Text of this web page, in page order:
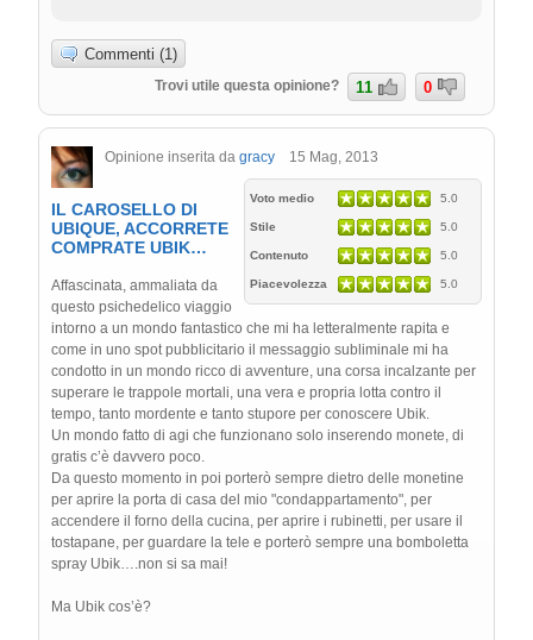
Commenti (1)
Trovi utile questa opinione? 11 0
Opinione inserita da gracy 15 Mag, 2013
Voto medio 5.0
Stile 5.0
Contenuto 5.0
Piacevolezza 5.0
IL CAROSELLO DI
UBIQUE, ACCORRETE
COMPRATE UBIK…
Affascinata, ammaliata da
questo psichedelico viaggio
intorno a un mondo fantastico che mi ha letteralmente rapita e
come in uno spot pubblicitario il messaggio subliminale mi ha
condotto in un mondo ricco di avventure, una corsa incalzante per
superare le trappole mortali, una vera e propria lotta contro il
tempo, tanto mordente e tanto stupore per conoscere Ubik.
Un mondo fatto di agi che funzionano solo inserendo monete, di
gratis c’è davvero poco.
Da questo momento in poi porterò sempre dietro delle monetine
per aprire la porta di casa del mio "condappartamento", per
accendere il forno della cucina, per aprire i rubinetti, per usare il
tostapane, per guardare la tele e porterò sempre una bomboletta
spray Ubik….non si sa mai!
Ma Ubik cos’è?